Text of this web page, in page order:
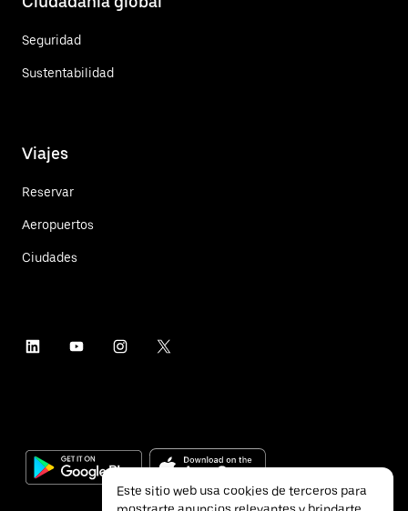
Seguridad
Sustentabilidad
Viajes
Reservar
Aeropuertos
Ciudades
Este sitio web usa cookies de terceros para